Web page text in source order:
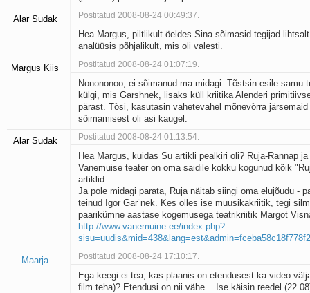
Alar Sudak Postitatud 2008-08-24 00:49:37.
Hea Margus, piltlikult öeldes Sina sõimasid tegijad
analüüsis põhjalikult, mis oli valesti.
Margus Kiis Postitatud 2008-08-24 01:07:19.
Nonononoo, ei sõimanud ma midagi. Tõstsin esile samu
külgi, mis Garshnek, lisaks küll kriitika Alenderi
pärast. Tõsi, kasutasin vahetevahel mõnevõrra
sõimamisest oli asi kaugel.
Alar Sudak Postitatud 2008-08-24 01:13:54.
Hea Margus, kuidas Su artikli pealkiri oli? Ruja-Rannap
Vanemuise teater on oma saidile kokku kogunud kõik
artiklid.
Ja pole midagi parata, Ruja näitab siingi oma elujõudu -
teinud Igor Gar¨nek. Kes olles ise muusikakriitik, tegi
paarikümne aastase kogemusega teatrikriitik Margot
http://www.vanemuine.ee/index.php?
Maarja Postitatud 2008-08-24 17:10:17.
Ega keegi ei tea, kas plaanis on etendusest ka video
film teha)? Etendusi on nii vähe... Ise käisin reedel